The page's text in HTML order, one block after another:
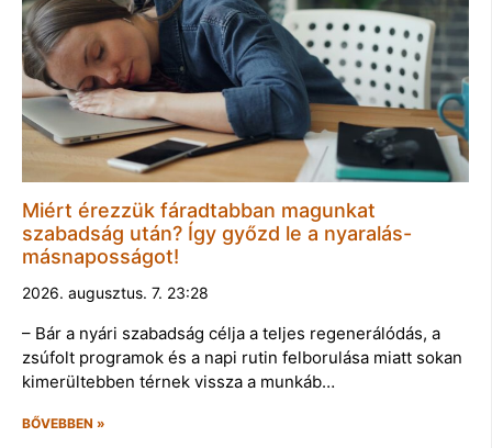
Miért érezzük fáradtabban magunkat
szabadság után? Így győzd le a nyaralás-
másnaposságot!
2026. augusztus. 7. 23:28
– Bár a nyári szabadság célja a teljes regenerálódás, a
zsúfolt programok és a napi rutin felborulása miatt sokan
kimerültebben térnek vissza a munkáb…
BŐVEBBEN »